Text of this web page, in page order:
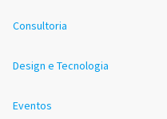
Consultoria
Design e Tecnologia
Eventos